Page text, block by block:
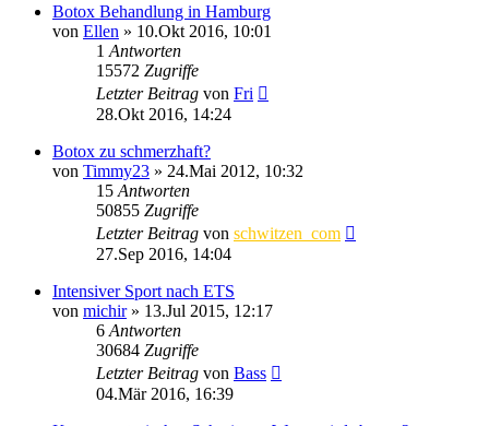
Botox Behandlung in Hamburg
von Ellen » 10.Okt 2016, 10:01
1 Antworten
15572 Zugriffe
Letzter Beitrag von Fri
28.Okt 2016, 14:24
Botox zu schmerzhaft?
von Timmy23 » 24.Mai 2012, 10:32
15 Antworten
50855 Zugriffe
Letzter Beitrag von schwitzen_com
27.Sep 2016, 14:04
Intensiver Sport nach ETS
von michir» 13.Jul 2015, 12:17
6 Antworten
30684 Zugriffe
Letzter Beitrag von Bass
04.Mär 2016, 16:39